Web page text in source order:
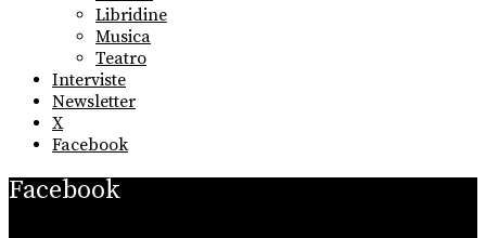
Libridine
Musica
Teatro
Interviste
Newsletter
X
Facebook
Facebook